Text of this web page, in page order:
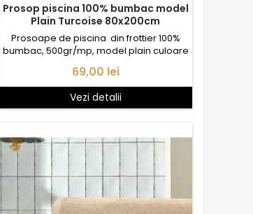
Prosop piscina 100% bumbac model
Plain Turcoise 80x200cm
Prosoape de piscina din frottier 100%
bumbac, 500gr/mp, model plain culoare
bleu Turcoise.
Pret
69,00 lei
Vezi detalii